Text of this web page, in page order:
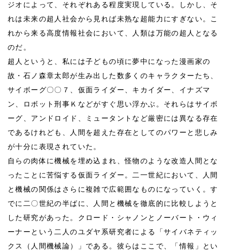
ジオによって、それぞれある程度実現している。しかし、そ
れは未来の超人社会から見れば未熟な超能力にすぎない。こ
れから来る高度情報社会において、人類は万能の超人となる
のだ。
超人というと、私には子どもの頃に夢中になった漫画家の
故・石ノ森章太郎が生み出した数多くのキャラクターたち、
サイボーグ〇〇７、仮面ライダー、キカイダー、イナズマ
ン、ロボット刑事Ｋなどがすぐ思い浮かぶ。それらはサイボ
ーグ、アンドロイド、ミュータントなど厳密には異なる存在
であるけれども、人間を超えた存在としてのパワーと悲しみ
が十分に表現されていた。
自らの肉体に機械を埋め込まれ、怪物のような改造人間とな
ったことに苦悩する仮面ライダー。二一世紀において、人間
と機械の関係はさらに複雑で広範囲なものになっていく。す
でに二〇世紀の半ばに、人間と機械を徹底的に比較しようと
した研究があった。クロード・シャノンとノーバート・ウィ
ーナーという二人のユダヤ系研究者による「サイバネティッ
クス（人間機械論）」である。彼らはここで、「情報」とい